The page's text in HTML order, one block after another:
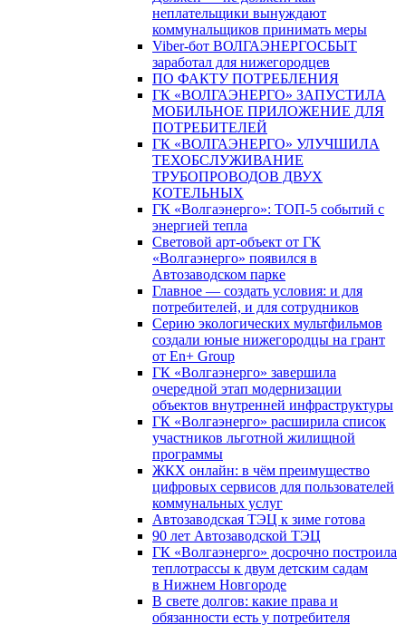
неплательщики вынуждают
коммунальщиков принимать меры
Viber-бот ВОЛГАЭНЕРГОСБЫТ
заработал для нижегородцев
ПО ФАКТУ ПОТРЕБЛЕНИЯ
ГК «ВОЛГАЭНЕРГО» ЗАПУСТИЛА
МОБИЛЬНОЕ ПРИЛОЖЕНИЕ ДЛЯ
ПОТРЕБИТЕЛЕЙ
ГК «ВОЛГАЭНЕРГО» УЛУЧШИЛА
ТЕХОБСЛУЖИВАНИЕ
ТРУБОПРОВОДОВ ДВУХ
КОТЕЛЬНЫХ
ГК «Волгаэнерго»: ТОП-5 событий с
энергией тепла
Световой арт-объект от ГК
«Волгаэнерго» появился в
Автозаводском парке
Главное — создать условия: и для
потребителей, и для сотрудников
Серию экологических мультфильмов
создали юные нижегородцы на грант
от En+ Group
ГК «Волгаэнерго» завершила
очередной этап модернизации
объектов внутренней инфраструктуры
ГК «Волгаэнерго» расширила список
участников льготной жилищной
программы
ЖКХ онлайн: в чём преимущество
цифровых сервисов для пользователей
коммунальных услуг
Автозаводская ТЭЦ к зиме готова
90 лет Автозаводской ТЭЦ
ГК «Волгаэнерго» досрочно построила
теплотрассы к двум детским садам
в Нижнем Новгороде
В свете долгов: какие права и
обязанности есть у потребителя